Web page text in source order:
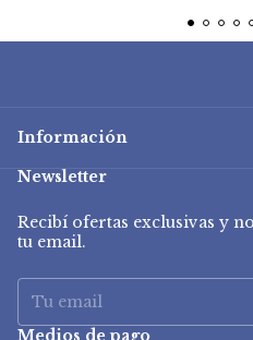
Información
Newsletter
Recibí ofertas exclusivas y
tu email.
Medios de pago